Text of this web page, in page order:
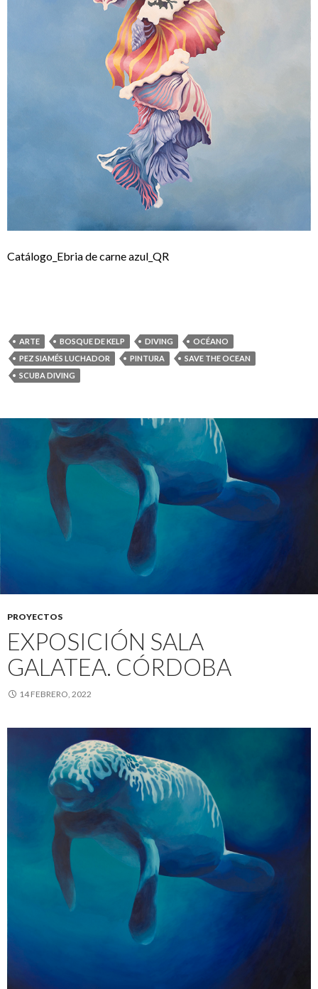
Catálogo_Ebria de carne azul_QR
ARTE BOSQUE DE KELP DIVING
OCÉANO
PEZ SIAMÉS LUCHADOR
PINTURA
SAVE THE OCEAN
SCUBA DIVING
PROYECTOS
EXPOSICIÓN SALA
GALATEA. CÓRDOBA
14 FEBRERO, 2022